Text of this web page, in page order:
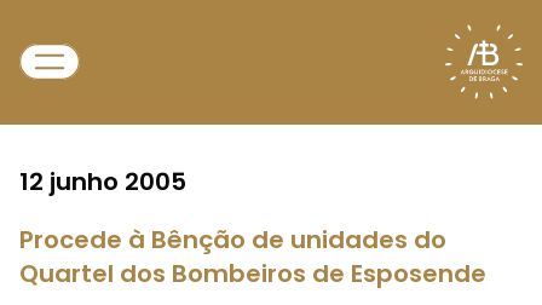
12 junho 2005
Procede à Bênção de unidades do
Quartel dos Bombeiros de Esposende